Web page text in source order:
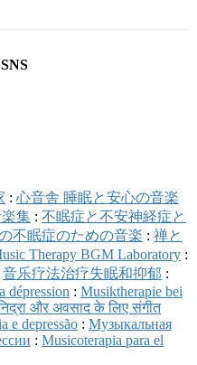
: 心音舎 睡眠と安心の音楽
集 : 不眠症と不安神経症と
不眠症のための音楽 : 禅と
Therapy BGM Laboratory :
音乐疗法治疗失眠和抑郁 :
dépression : Musiktherapie bei
और अवसाद के लिए संगीत
e depressão : Музыкальная
: Musicoterapia para el